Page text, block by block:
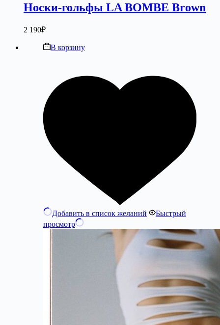
Носки-гольфы LA BOMBE Brown
2 190₽
В корзину
Добавить в список желаний
Быстрый
просмотр